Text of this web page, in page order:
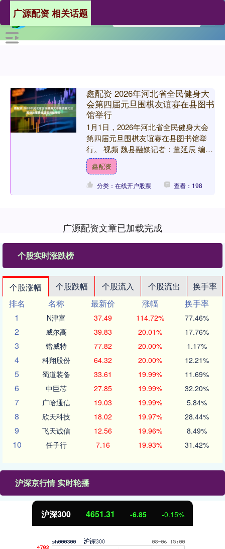
广源配资 相关话题
鑫配资 2026年河北省全民健身大
会第四届元旦围棋友谊赛在县图书
馆举行
1月1日，2026年河北省全民健身大会
第四届元旦围棋友谊赛在县图书馆举
行。 视频 魏县融媒记者：董延辰 编
辑：王喜红 牛艳英 初 审：王 磊 审
核：姜慧敏 ....
鑫配资
分类：在线开户股票 查看：198
广源配资文章已加载完成
个股实时涨跌榜
个股涨幅 个股跌幅 个股流入 个股流出
换手率
排名
名称 最新价 涨幅
换手率
1
N津富 37.49 114.72% 77.46%
2 威尔高 39.83 20.01% 17.76%
3 锴威特 77.82 20.00% 1.17%
4 科翔股份 64.32 20.00% 12.21%
5 蜀道装备 33.61 19.99% 11.69%
6 中巨芯 27.85 19.99% 32.20%
7 广哈通信 19.03 19.99% 5.84%
8 欣天科技 18.02 19.97% 28.44%
9 飞天诚信 12.56 19.96% 8.49%
10 任子行 7.16 19.93% 31.42%
沪深京行情 实时轮播
沪深300 4651.31 -6.85 -0.15%